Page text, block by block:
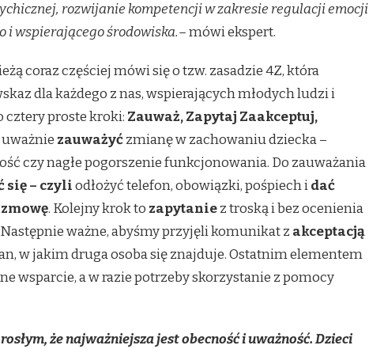
rozwijanie kompetencji w zakresie regulacji emocji
i wspierającego środowiska.–mówi ekspert.
coraz częściej mówi się o tzw. zasadzie 4Z, która
dla każdego z nas, wspierających młodych ludzi i
cztery proste kroki: Zauważ, Zapytaj Zaakceptuj,
zauważyćzmianę w zachowaniu dziecka –
czy nagłe pogorszenie funkcjonowania. Do zauważania
się – czyliodłożyć telefon, obowiązki, pośpiech idać
. Kolejny krok to zapytaniez troską i bez ocenienia
ważne, abyśmy przyjęli komunikat z akceptacją
w jakim druga osoba się znajduje. Ostatnim elementem
wsparcie, a w razie potrzeby skorzystanie z pomocy
że najważniejsza jest obecność i uważność. Dzieci